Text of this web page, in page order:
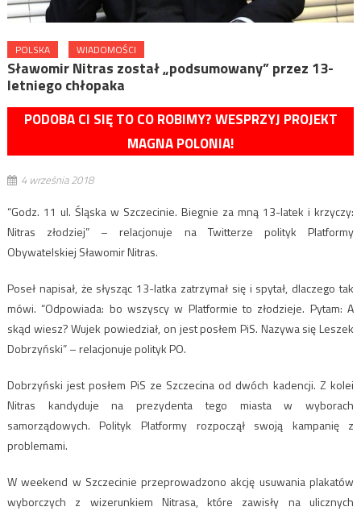
POLSKA WIADOMOŚCI
Sławomir Nitras został „podsumowany” przez 13-
letniego chłopaka
PODOBA CI SIĘ TO CO ROBIMY? WESPRZYJ PROJEKT
MAGNA POLONIA!
4 września 2018
“Godz. 11 ul. Śląska w Szczecinie. Biegnie za mną 13-latek i krzyczy:
Nitras złodziej” – relacjonuje na Twitterze polityk Platformy
Obywatelskiej Sławomir Nitras.
Poseł napisał, że słysząc 13-latka zatrzymał się i spytał, dlaczego tak
mówi. “Odpowiada: bo wszyscy w Platformie to złodzieje. Pytam: A
skąd wiesz? Wujek powiedział, on jest posłem PiS. Nazywa się Leszek
Dobrzyński” – relacjonuje polityk PO.
Dobrzyński jest posłem PiS ze Szczecina od dwóch kadencji. Z kolei
Nitras kandyduje na prezydenta tego miasta w wyborach
samorządowych. Polityk Platformy rozpoczął swoją kampanię z
problemami.
W weekend w Szczecinie przeprowadzono akcję usuwania plakatów
wyborczych z wizerunkiem Nitrasa, które zawisły na ulicznych